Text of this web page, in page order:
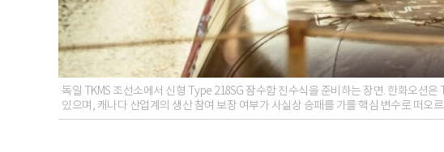
독일 TKMS 조선소에서 신형 Type 218SG 잠수함 진수식을 준비하는 장면. 한화오션
있으며, 캐나다 산업계의 생산 참여 보장 여부가 사실상 승패를 가를 핵심 변수로 떠오